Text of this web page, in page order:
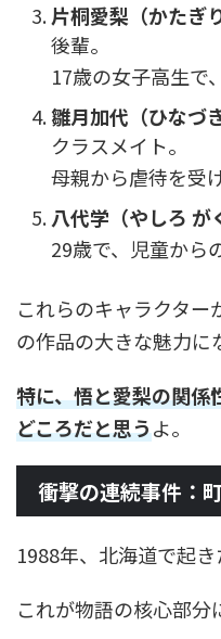
片桐愛梨（かたぎ
後輩。
17歳の女子高生で
雛月加代（ひなづ
クラスメイト。
母親から虐待を受
八代学（やしろ が
29歳で、児童から
これらのキャラクター
の作品の大きな魅力に
特に、悟と愛梨の関係
どころだと思うよ。
衝撃の連続事件：
1988年、北海道で起き
これが物語の核心部分